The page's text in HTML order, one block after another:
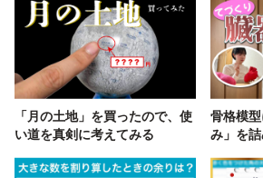
「月の土地」を買ったので、使
い道を真剣に考えてみる
骨格模
み」を詰